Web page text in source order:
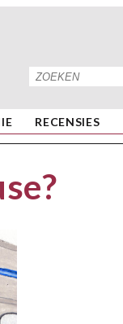
RECENSIES